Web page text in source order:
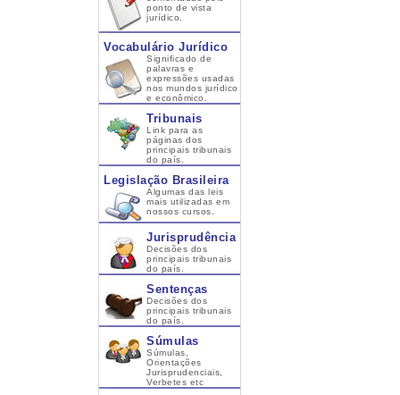
ponto de vista
jurídico.
Vocabulário Jurídico
Significado de
palavras e
expressões usadas
nos mundos jurídico
e econômico.
Tribunais
Link para as
páginas dos
principais tribunais
do país.
Legislação Brasileira
Algumas das leis
mais utilizadas em
nossos cursos.
Jurisprudência
Decisões dos
principais tribunais
do país.
Sentenças
Decisões dos
principais tribunais
do país.
Súmulas
Súmulas,
Orientações
Jurisprudenciais,
Verbetes etc